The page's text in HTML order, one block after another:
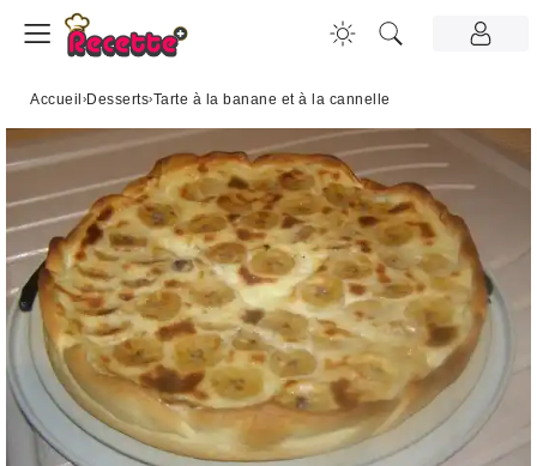
Accueil ›Desserts›Tarte à la banane et à la cannelle